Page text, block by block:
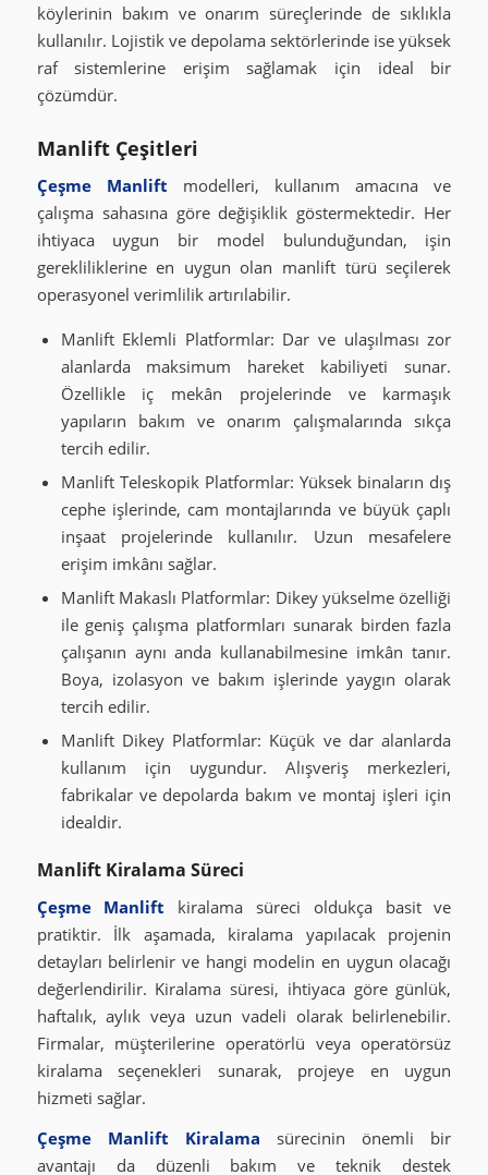
köylerinin bakım ve onarım süreçlerinde de sıklıkla
kullanılır. Lojistik ve depolama sektörlerinde ise yüksek
raf sistemlerine erişim sağlamak için ideal bir
çözümdür.
Manlift Çeşitleri
Çeşme Manlift modelleri, kullanım amacına ve
çalışma sahasına göre değişiklik göstermektedir. Her
ihtiyaca uygun bir model bulunduğundan, işin
gerekliliklerine en uygun olan manlift türü seçilerek
operasyonel verimlilik artırılabilir.
Manlift Eklemli Platformlar: Dar ve ulaşılması zor
alanlarda maksimum hareket kabiliyeti sunar.
Özellikle iç mekân projelerinde ve karmaşık
yapıların bakım ve onarım çalışmalarında sıkça
tercih edilir.
Manlift Teleskopik Platformlar: Yüksek binaların dış
cephe işlerinde, cam montajlarında ve büyük çaplı
inşaat projelerinde kullanılır. Uzun mesafelere
erişim imkânı sağlar.
Manlift Makaslı Platformlar: Dikey yükselme özelliği
ile geniş çalışma platformları sunarak birden fazla
çalışanın aynı anda kullanabilmesine imkân tanır.
Boya, izolasyon ve bakım işlerinde yaygın olarak
tercih edilir.
Manlift Dikey Platformlar: Küçük ve dar alanlarda
kullanım için uygundur. Alışveriş merkezleri,
fabrikalar ve depolarda bakım ve montaj işleri için
idealdir.
Manlift Kiralama Süreci
Çeşme Manlift kiralama süreci oldukça basit ve
pratiktir. İlk aşamada, kiralama yapılacak projenin
detayları belirlenir ve hangi modelin en uygun olacağı
değerlendirilir. Kiralama süresi, ihtiyaca göre günlük,
haftalık, aylık veya uzun vadeli olarak belirlenebilir.
Firmalar, müşterilerine operatörlü veya operatörsüz
kiralama seçenekleri sunarak, projeye en uygun
hizmeti sağlar.
Çeşme Manlift Kiralama sürecinin önemli bir
avantajı da düzenli bakım ve teknik destek